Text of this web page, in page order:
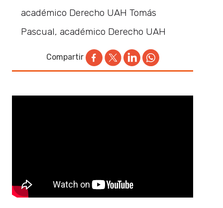
académico Derecho UAH Tomás
Pascual, académico Derecho UAH
Compartir